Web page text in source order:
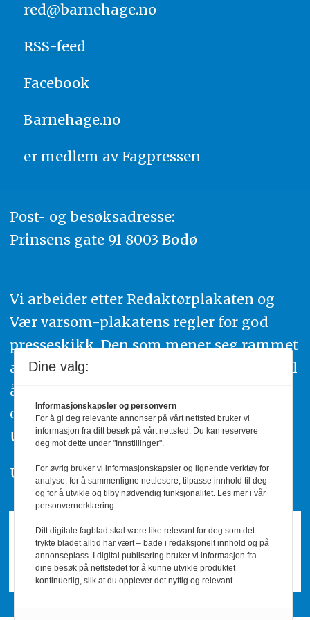
red@barnehage.no
RSS-feed
Facebook
Barnehage.no
er medlem av Fagpressen
Post- og besøksadresse:
Prinsens gate 91 8003 Bodø
Vi arbeider etter Redaktørplakaten og
Vær varsom-plakatens regler for god
presseskikk. Den som mener seg rammet
av urettmessig publisering, oppfordres til
å ta kontakt med redaksjonen. Du kan
også klage inn saker til Pressens Faglige
Utvalg,www.pfu.no.
Utgiver: PBL
Dine valg:
Informasjonskapsler og personvern
For å gi deg relevante annonser på vårt nettsted bruker vi
informasjon fra ditt besøk på vårt nettsted. Du kan reservere
deg mot dette under "Innstillinger".
For øvrig bruker vi informasjonskapsler og lignende verktøy for
analyse, for å sammenligne nettlesere, tilpasse innhold til deg
og for å utvikle og tilby nødvendig funksjonalitet. Les mer i vår
personvernerklæring.
Ditt digitale fagblad skal være like relevant for deg som det
trykte bladet alltid har vært – bade i redaksjonelt innhold og på
annonseplass. I digital publisering bruker vi informasjon fra
dine besøk på nettstedet for å kunne utvikle produktet
kontinuerlig, slik at du opplever det nyttig og relevant.